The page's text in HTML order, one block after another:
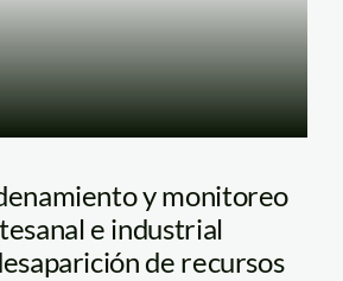
y monitoreo
e industrial
de recursos